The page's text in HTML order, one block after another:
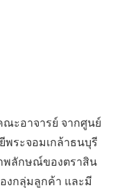
ะอาจารย์ จากศูนย์
พระจอมเกล้าธนบุรี
พลักษณ์ของตราสิน
งกลุ่มลูกค้า และมี